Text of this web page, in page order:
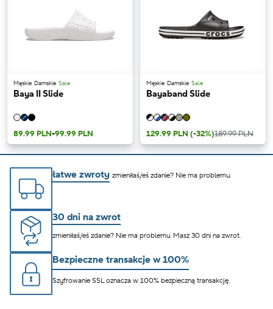
Męskie Damskie Sale
Baya II Slide
89.99 PLN-99.99 PLN
Męskie Damskie Sale
Bayaband Slide
129.99 PLN (-32%)189.99 PLN
łatwe zwroty zmieniłaś/eś zdanie? Nie ma problemu.
30 dni na zwrot
zmieniłaś/eś zdanie? Nie ma problemu. Masz 30 dni na zwrot.
Bezpieczne transakcje w 100%
Szyfrowanie SSL oznacza w 100% bezpieczną transakcję.